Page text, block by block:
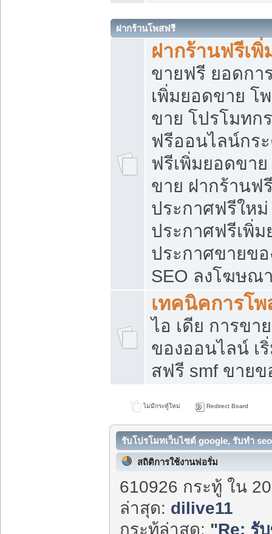
ฝากร้านโพสฟรี
ฝากร้านฟรีเ
ขายฟรี ยอดกา
เพิ่มยอดขาย โ
ขาย โปรโมทก
ฟรีออนไลน์กร
ฟรีเพิ่มยอดขา
ขาย ฝากร้านฟ
ประกาศฟรีใหม่
ประกาศฟรีเพิ่
ประกาศขายข
SEO ลงโฆษณ
เทคนิคการโ
ไอ เดีย การขา
ของออนไลน์ เ
สฟรี smf ขาย
ไม่มีกระทู้ใหม่ Redirect Board
รับโปรโมทเว็บไซต์ google, รับทำ
สถิติการใช้งานฟอรั่ม
610926 กระทู้ ใน
ล่าสุด: dilive11
กระทู้ล่าสุด: "Re: รั